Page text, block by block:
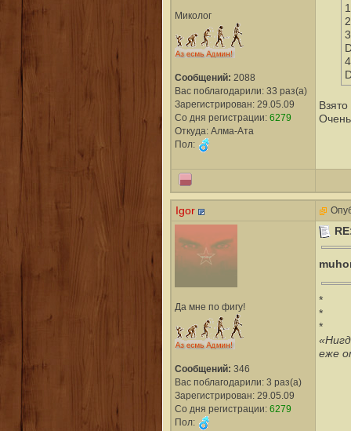
Миколог
Сообщений: 2088
Вас поблагодарили: 33 раз(а)
Зарегистрирован: 29.05.09
Со дня регистрации: 6279
Откуда: Алма-Ата
Пол:
Взято
Igor
Да мне по фигу!
Сообщений: 346
Вас поблагодарили: 3 раз(а)
Зарегистрирован: 29.05.09
Со дня регистрации: 6279
Пол:
*
*
*
еже